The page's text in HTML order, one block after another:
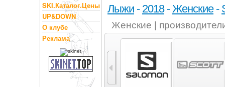
SKI.Каталог.Цены
UP&DOWN
О клубе
Реклама
Лыжи - 2018-Женские-
Женские |